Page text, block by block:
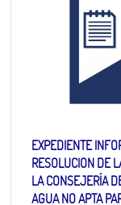
EXPEDIENTE
RESOLUCION DE
LA CONSEJERÍA
AGUA NO APTA